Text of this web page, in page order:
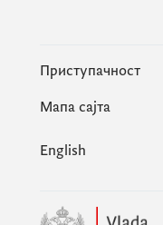
Приступачност
Мапа сајта
English